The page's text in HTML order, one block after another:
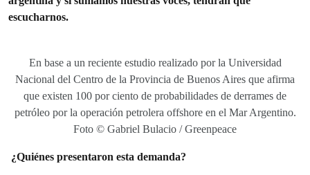
escucharnos.
En base a un reciente estudio realizado por la Universidad
Nacional del Centro de la Provincia de Buenos Aires que afirma
que existen 100 por ciento de probabilidades de derrames de
petróleo por la operación petrolera offshore en el Mar Argentino.
Foto © Gabriel Bulacio / Greenpeace
¿Quiénes presentaron esta demanda?